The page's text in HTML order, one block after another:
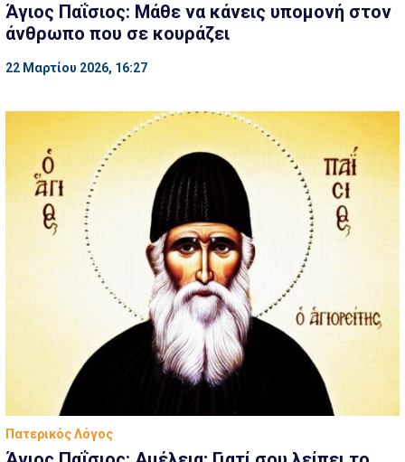
Άγιος Παΐσιος: Μάθε να κάνεις υπομονή στον
άνθρωπο που σε κουράζει
22 Μαρτίου 2026, 16:27
Πατερικός Λόγος